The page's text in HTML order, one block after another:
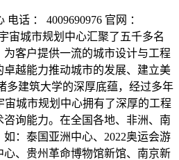
话 ： 4009690976 官网 ：
宙城市规划中心汇聚了五千多名
客户提供一流的城市设计与工程
卓越能力推动城市的发展、建立美
多建筑大学的深厚底蕴，经过多年
宙城市规划中心拥有了深厚的工程
询能力。在全国各地、非洲、南
：泰国亚洲中心、2022奥运会游
、贵州革命博物馆新馆、南京新